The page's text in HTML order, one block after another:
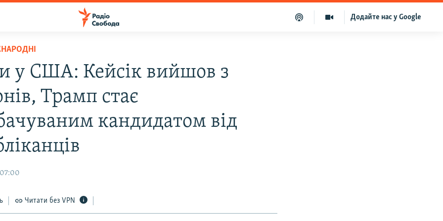
Додайте нас у Google
у США: Кейсік вийшов з
Трамп стає
кандидатом від
Читати без VPN